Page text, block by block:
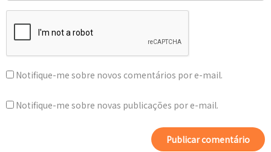
Notifique-me sobre novos comentários por e-mail.
Notifique-me sobre novas publicações por e-mail.